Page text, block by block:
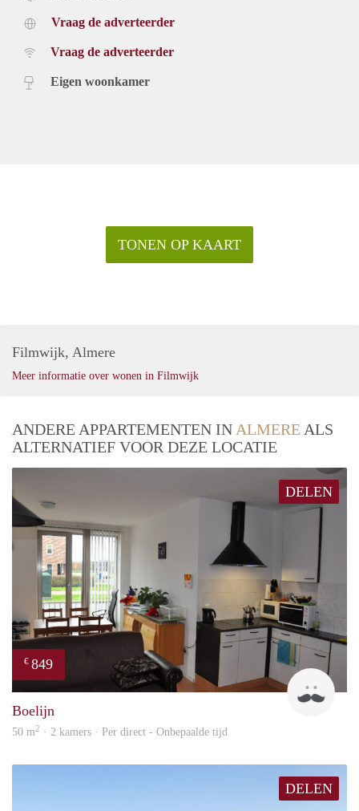
Vraag de adverteerder
Vraag de adverteerder
Eigen woonkamer
TONEN OP KAART
Filmwijk, Almere
Meer informatie over wonen in Filmwijk
ANDERE APPARTEMENTEN IN ALMERE ALS
ALTERNATIEF VOOR DEZE LOCATIE
DELEN
€ 849
Boelijn
50 m2 · 2 kamers · Per direct - Onbepaalde tijd
DELEN